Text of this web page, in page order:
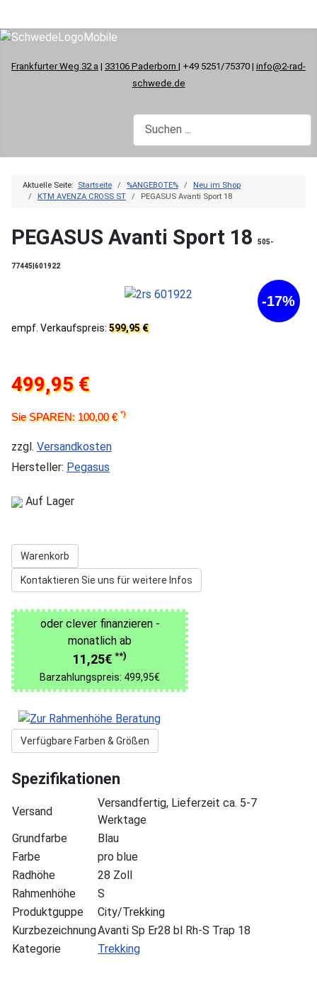
Frankfurter Weg 32 a | 33106 Paderborn | +49 5251/75370 | info@2-rad-
schwede.de
Aktuelle Seite: Startseite %ANGEBOTE%
Neu im Shop
KTM AVENZA CROSS ST
PEGASUS Avanti Sport 18
PEGASUS Avanti Sport 18 505-
77445|601922
-17%
empf. Verkaufspreis: 599,95 €
499,95 €
Sie SPAREN: 100,00 €*)
zzgl. Versandkosten
Hersteller: Pegasus
Auf Lager
Warenkorb
Kontaktieren Sie uns für weitere Infos
oder clever finanzieren -
monatlich ab
11,25€ **)
Barzahlungspreis: 499,95€
Verfügbare Farben & Größen
Spezifikationen
Versand
Versandfertig, Lieferzeit ca. 5-7
Werktage
Grundfarbe
Blau
Farbe
pro blue
Radhöhe
28 Zoll
Rahmenhöhe
S
Produktguppe
City/Trekking
KurzbezeichnungAvanti Sp Er28 bl Rh-S Trap 18
Kategorie
Trekking